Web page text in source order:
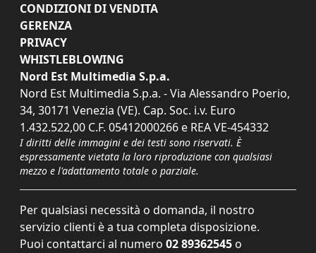
CONDIZIONI DI VENDITA
GERENZA
PRIVACY
WHISTLEBLOWING
Nord Est Multimedia S.p.a.
Nord Est Multimedia S.p.a. - Via Alessandro Poerio,
34, 30171 Venezia (VE). Cap. Soc. i.v. Euro
1.432.522,00 C.F. 05412000266 e REA VE-454332
I diritti delle immagini e dei testi sono riservati. È
espressamente vietata la loro riproduzione con qualsiasi
mezzo e l'adattamento totale o parziale.
Per qualsiasi necessità o domanda, il nostro
servizio clienti è a tua completa disposizione.
Puoi contattarci al numero 02 89362545 o